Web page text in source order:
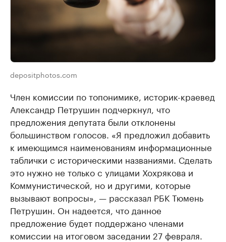
depositphotos.com
Член комиссии по топонимике, историк-краевед
Александр Петрушин подчеркнул, что
предложения депутата были отклонены
большинством голосов. «Я предложил добавить
к имеющимся наименованиям информационные
таблички с историческими названиями. Сделать
это нужно не только с улицами Хохрякова и
Коммунистической, но и другими, которые
вызывают вопросы», — рассказал РБК Тюмень
Петрушин. Он надеется, что данное
предложение будет поддержано членами
комиссии на итоговом заседании 27 февраля.